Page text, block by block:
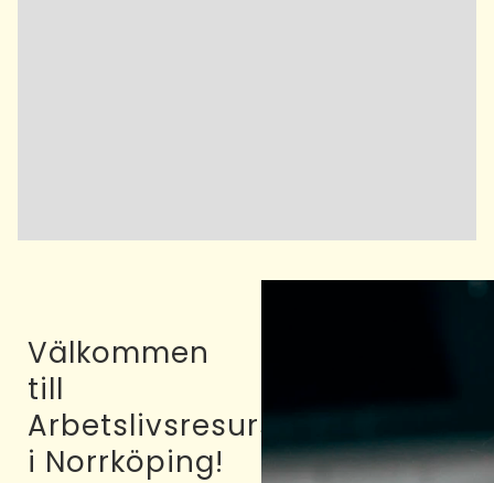
Välkommen
till
Arbetslivsresurs
i Norrköping!